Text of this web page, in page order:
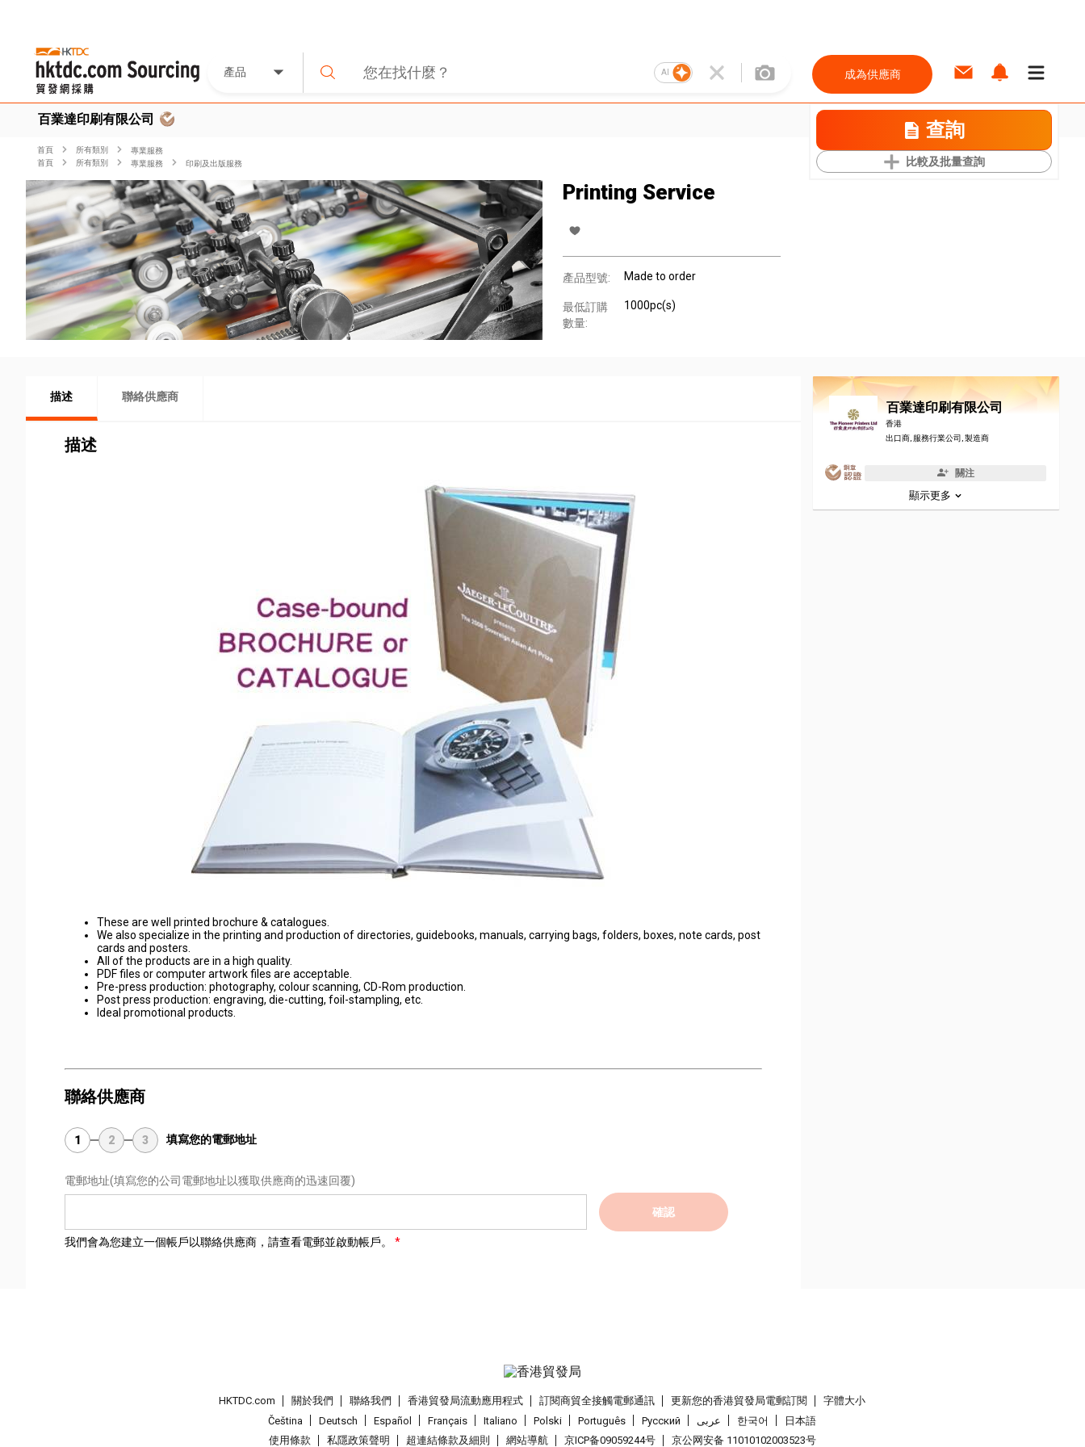
產品 AI 成為供應商
百業達印刷有限公司 查詢
比較及批量查詢
首頁 所有類別
專業服務
首頁
所有類別 專業服務 印刷及出版服務
Printing Service
產品型號: Made to order
最低訂購
數量:
1000pc(s)
描述 聯絡供應商
描述
These are well printed brochure & catalogues.
We also specialize in the printing and production of directories, guidebooks, manuals, carrying bags, folders, boxes, note cards, post
cards and posters.
All of the products are in a high quality.
PDF files or computer artwork files are acceptable.
Pre-press production: photography, colour scanning, CD-Rom production.
Post press production: engraving, die-cutting, foil-stampling, etc.
Ideal promotional products.
聯絡供應商
1 2 3 填寫您的電郵地址
電郵地址(填寫您的公司電郵地址以獲取供應商的迅速回覆)
確認
我們會為您建立一個帳戶以聯絡供應商，請查看電郵並啟動帳戶。
百業達印刷有限公司
香港
出口商, 服務行業公司, 製造商
關注
顯示更多
HKTDC.com 關於我們 聯絡我們 香港貿發局流動應用程式 訂閱商貿全接觸電郵通訊 更新您的香港貿發局電郵訂閱
字體大小
Čeština
Deutsch Español Français Italiano Polski Português Pусский عربى 한국어
日本語
使用條款
私隱政策聲明 超連結條款及細則 網站導航 京ICP备09059244号 京公网安备 11010102003523号